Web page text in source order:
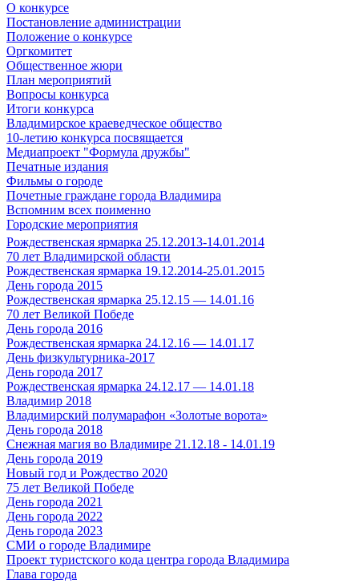
О конкурсе
Постановление администрации
Положение о конкурсе
Оргкомитет
Общественное жюри
План мероприятий
Вопросы конкурса
Итоги конкурса
Владимирское краеведческое общество
10-летию конкурса посвящается
Медиапроект "Формула дружбы"
Печатные издания
Фильмы о городе
Почетные граждане города Владимира
Вспомним всех поименно
Городские мероприятия
Рождественская ярмарка 25.12.2013-14.01.2014
70 лет Владимирской области
Рождественская ярмарка 19.12.2014-25.01.2015
День города 2015
Рождественская ярмарка 25.12.15 — 14.01.16
70 лет Великой Победе
День города 2016
Рождественская ярмарка 24.12.16 — 14.01.17
День физкультурника-2017
День города 2017
Рождественская ярмарка 24.12.17 — 14.01.18
Владимир 2018
Владимирский полумарафон «Золотые ворота»
День города 2018
Снежная магия во Владимире 21.12.18 - 14.01.19
День города 2019
Новый год и Рождество 2020
75 лет Великой Победе
День города 2021
День города 2022
День города 2023
СМИ о городе Владимире
Проект туристского кода центра города Владимира
Глава города